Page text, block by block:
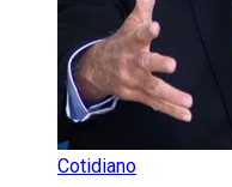
Cotidiano